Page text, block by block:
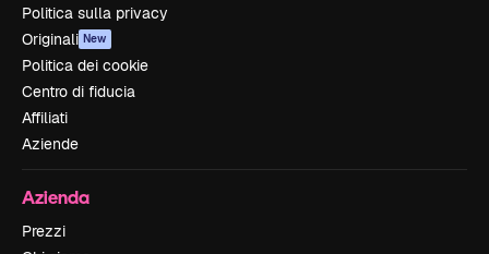
Politica sulla privacy
Originali New
Politica dei cookie
Centro di fiducia
Affiliati
Aziende
Azienda
Prezzi